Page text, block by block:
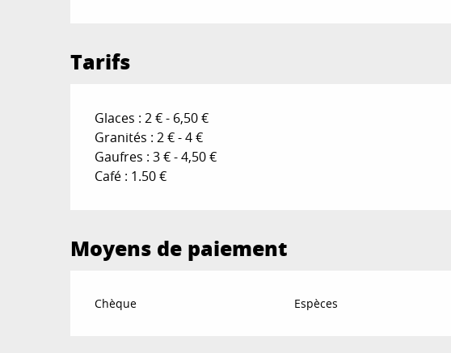
Tarifs
Glaces : 2 € - 6,50 €
Granités : 2 € - 4 €
Gaufres : 3 € - 4,50 €
Café : 1.50 €
Moyens de paiement
Chèque Espèces